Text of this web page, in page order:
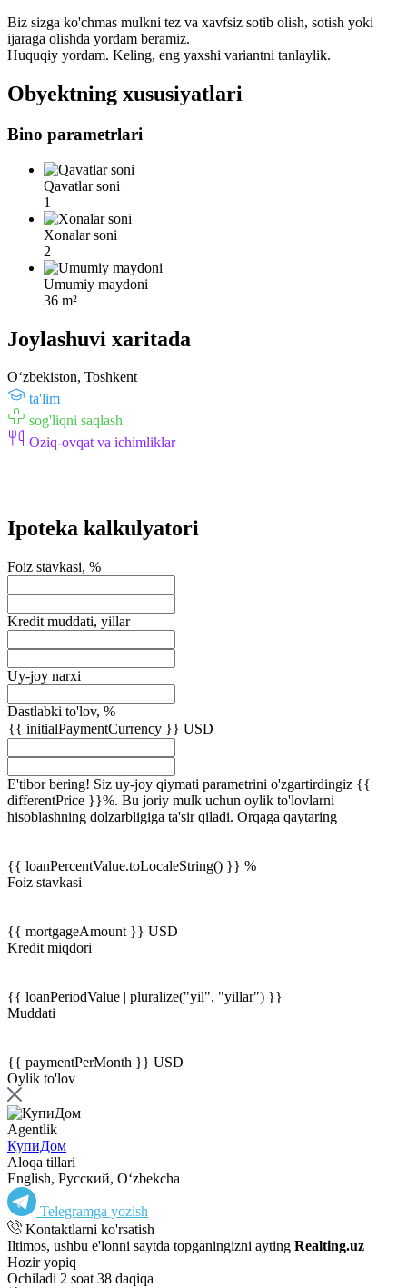
Biz sizga ko'chmas mulkni tez va xavfsiz sotib olish, sotish yoki
ijaraga olishda yordam beramiz.
Huquqiy yordam. Keling, eng yaxshi variantni tanlaylik.
Obyektning xususiyatlari
Bino parametrlari
Qavatlar soni
1
Xonalar soni
2
Umumiy maydoni
36 m²
Joylashuvi xaritada
Oʻzbekiston, Toshkent
ta'lim
sog'liqni saqlash
Oziq-ovqat va ichimliklar
Ipoteka kalkulyatori
Foiz stavkasi, %
Kredit muddati, yillar
Uy-joy narxi
Dastlabki to'lov, %
{{ initialPaymentCurrency }} USD
E'tibor bering! Siz uy-joy qiymati parametrini o'zgartirdingiz {{
differentPrice }}%. Bu joriy mulk uchun oylik to'lovlarni
hisoblashning dolzarbligiga ta'sir qiladi. Orqaga qaytaring
{{ loanPercentValue.toLocaleString() }} %
Foiz stavkasi
{{ mortgageAmount }} USD
Kredit miqdori
{{ loanPeriodValue | pluralize("yil", "yillar") }}
Muddati
{{ paymentPerMonth }} USD
Oylik to'lov
Agentlik
КупиДом
Aloqa tillari
English, Русский, Oʻzbekcha
Telegramga yozish
Kontaktlarni ko'rsatish
Iltimos, ushbu e'lonni saytda topganingizni ayting Realting.uz
Hozir yopiq
Ochiladi 2 soat 38 daqiqa